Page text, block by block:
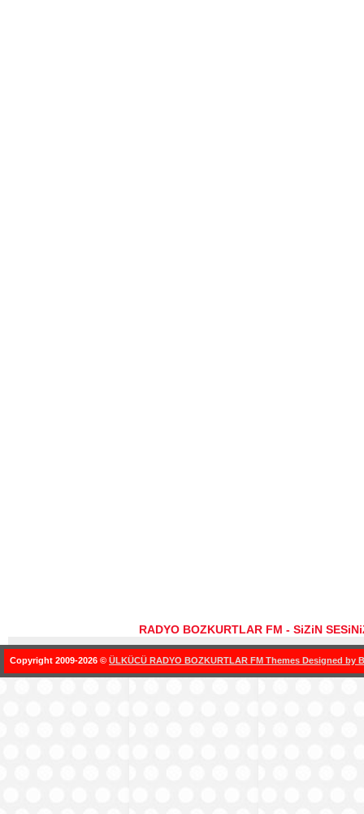
RADYO BOZKURTLAR FM - SiZiN
Copyright 2009-2026 © ÜLKÜCÜ RADYO BOZKURTLAR FM Themes Designed by